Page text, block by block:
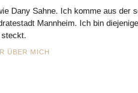
Dany Sahne. Ich komme aus der
Mannheim. Ich bin
steckt.
ÜBER MICH